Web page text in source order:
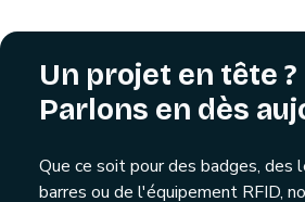
Un projet en tête ?
Parlons en dès
Que ce soit pour des badges, des
barres ou de l'équipement RFID,